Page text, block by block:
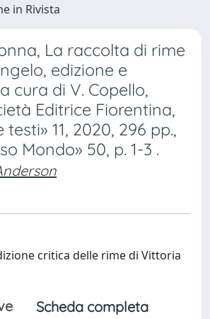
in Rivista
La raccolta di rime
edizione e
cura di V. Copello,
Editrice Fiorentina,
testi» 11, 2020, 296 pp.,
Mondo» 50, p. 1-3 .
critica delle rime di Vittoria
Scheda completa